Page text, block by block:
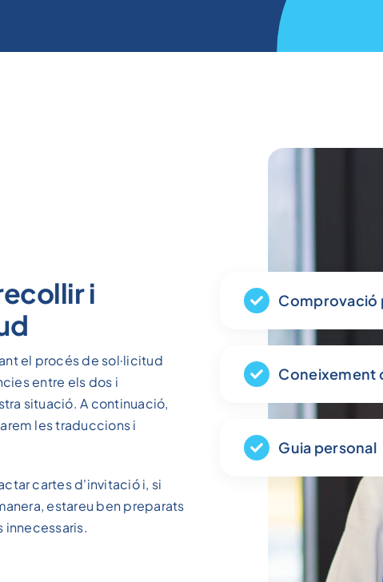
i
el procés de sol·licitud
entre els dos i
situació. A continuació,
les traduccions i
cartes d'invitació i, si
estareu ben preparats
innecessaris.
Comprovació
Coneixement
Guia personal